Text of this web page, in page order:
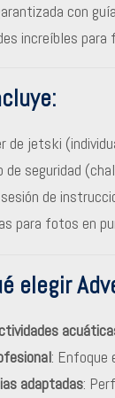
con
increíbles
de jetski
de seguridad
de
para fotos en
elegir
: Enfoque
adaptadas: